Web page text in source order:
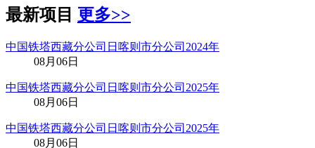
最新项目 更多>>
中国铁塔西藏分公司日喀则市分公司2024年
08月06日
中国铁塔西藏分公司日喀则市分公司2025年
08月06日
中国铁塔西藏分公司日喀则市分公司2025年
08月06日